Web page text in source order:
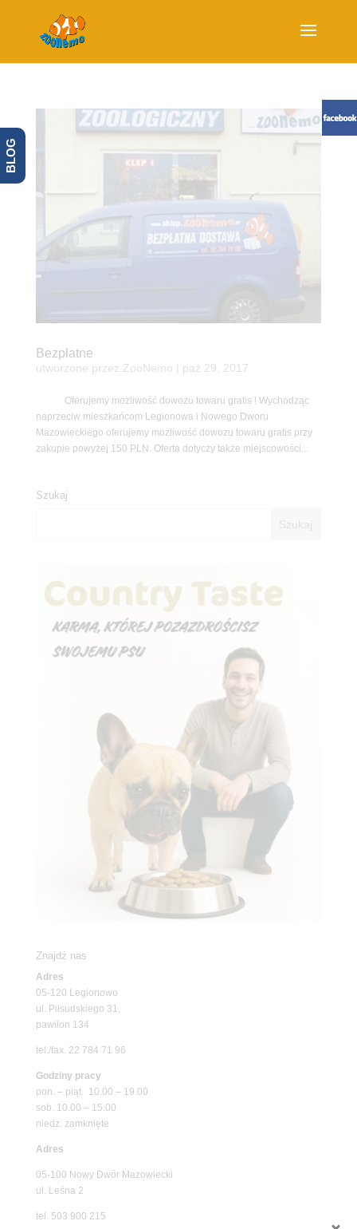
Bezpłatne
utworzone przez ZooNemo paź 29, 2017
Oferujemy możliwość dowozu towaru gratis ! Wychodząc
naprzeciw mieszkańcom Legionowa i Nowego Dworu
Mazowieckiego oferujemy możliwość dowozu towaru gratis przy
zakupie powyżej 150 PLN. Oferta dotyczy także miejscowości...
Szukaj
Znajdź nas
Adres
05-120 Legionowo
ul. Piłsudskiego 31,
pawilon 134
tel./fax. 22 784 71 96
Godziny pracy
pon. – piąt. 10.00 – 19.00
sob. 10.00 – 15.00
niedz. zamknięte
Adres
05-100 Nowy Dwór Mazowiecki
ul. Leśna 2
tel. 503 900 215
BLOG